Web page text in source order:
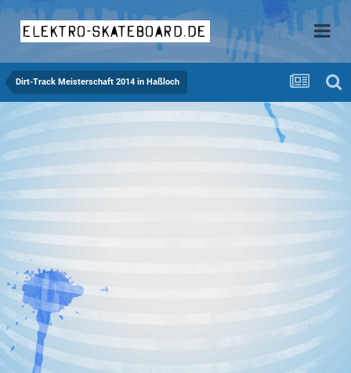
elektro-skateboard.de
Dirt-Track Meisterschaft 2014 in Haßloch